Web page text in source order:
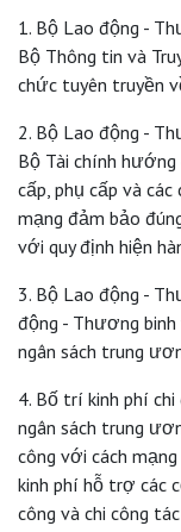
1. Bộ Lao động -
Bộ Thông tin và
chức tuyên truyền
2. Bộ Lao động -
Bộ Tài chính
cấp, phụ cấp và
mạng đảm bảo
với quy định hiện
3. Bộ Lao động -
động - Thương
ngân sách trung
4. Bố trí kinh phí
ngân sách trung
công với cách
kinh phí hỗ trợ các
công và chi công